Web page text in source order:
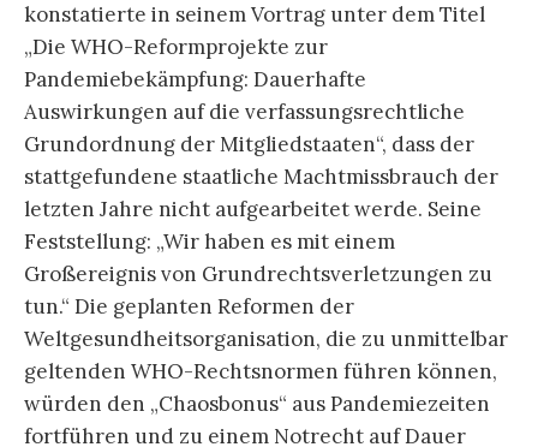
konstatierte in seinem Vortrag unter dem Titel
„Die WHO-Reformprojekte zur
Pandemiebekämpfung: Dauerhafte
Auswirkungen auf die verfassungsrechtliche
Grundordnung der Mitgliedstaaten“, dass der
stattgefundene staatliche Machtmissbrauch der
letzten Jahre nicht aufgearbeitet werde. Seine
Feststellung: „Wir haben es mit einem
Großereignis von Grundrechtsverletzungen zu
tun.“ Die geplanten Reformen der
Weltgesundheitsorganisation, die zu unmittelbar
geltenden WHO-Rechtsnormen führen können,
würden den „Chaosbonus“ aus Pandemiezeiten
fortführen und zu einem Notrecht auf Dauer